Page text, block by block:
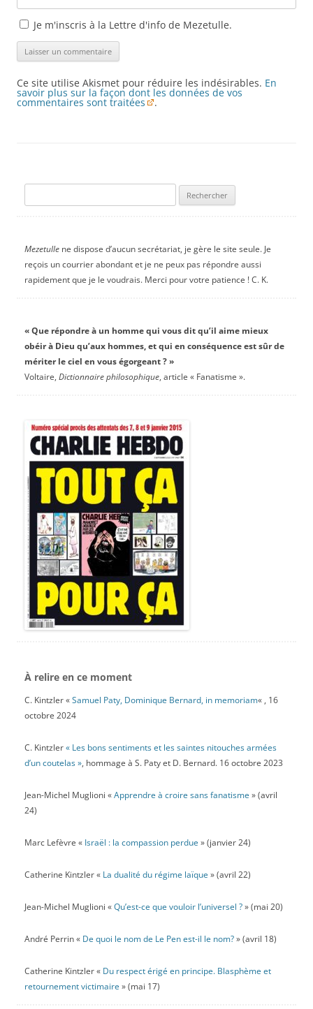
Je m'inscris à la Lettre d'info de Mezetulle.
Ce site utilise Akismet pour réduire les indésirables. En
savoir plus sur la façon dont les données de vos
commentaires sont traitées .
Mezetullene dispose d’aucun secrétariat, je gère le site seule. Je
reçois un courrier abondant et je ne peux pas répondre aussi
rapidement que je le voudrais. Merci pour votre patience ! C. K.
« Que répondre à un homme qui vous dit qu’il aime mieux
obéir à Dieu qu’aux hommes, et qui en conséquence est sûr de
mériter le ciel en vous égorgeant ? »
Voltaire, Dictionnaire philosophique, article « Fanatisme ».
À relire en ce moment
C. Kintzler «Samuel Paty, Dominique Bernard, in memoriam« , 16
octobre 2024
C. Kintzler« Les bons sentiments et les saintes nitouches armées
d’un coutelas », hommage à S. Paty et D. Bernard. 16 octobre 2023
Jean-Michel Muglioni «Apprendre à croire sans fanatisme » (avril
24)
Marc Lefèvre « Israël : la compassion perdue » (janvier 24)
Catherine Kintzler « La dualité du régime laïque » (avril 22)
Jean-Michel Muglioni «Qu’est-ce que vouloir l’universel ?» (mai 20)
André Perrin « De quoi le nom de Le Pen est-il le nom?» (avril 18)
Catherine Kintzler « Du respect érigé en principe. Blasphème et
retournement victimaire » (mai 17)